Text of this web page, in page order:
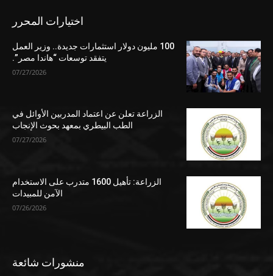
اختيارات المحرر
100 مليون دولار استثمارات جديدة.. وزير العمل
يتفقد توسعات “هاندا مصر”.
07/27/2026
الزراعة تعلن عن اعتماد المدربين الأوائل في
الطب البيطري بمعهد بحوث الإنجاب
07/27/2026
الزراعة: تأهيل 1600 متدرب على الاستخدام
الآمن للمبيدات
07/26/2026
منشورات شائعة